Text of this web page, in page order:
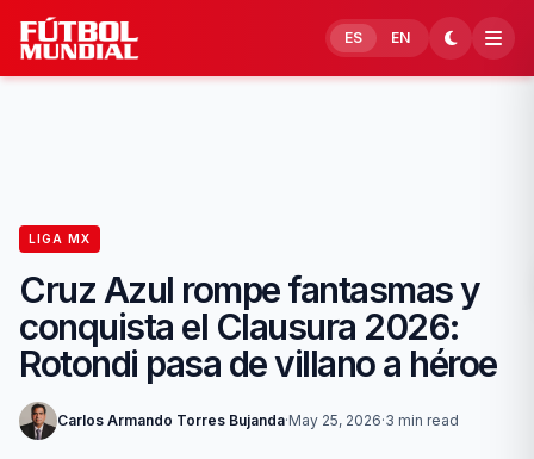
Skip to content
ES EN
LIGA MX
Cruz Azul rompe fantasmas y
conquista el Clausura 2026:
Rotondi pasa de villano a héroe
Carlos Armando Torres Bujanda·May 25, 2026·3 min read